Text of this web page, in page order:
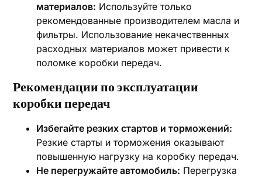
материалов: Используйте только
рекомендованные производителем масла и
фильтры. Использование некачественных
расходных материалов может привести к
поломке коробки передач.
Рекомендации по эксплуатации
коробки передач
Избегайте резких стартов и торможений:
Резкие старты и торможения оказывают
повышенную нагрузку на коробку передач.
Не перегружайте автомобиль: Перегрузка